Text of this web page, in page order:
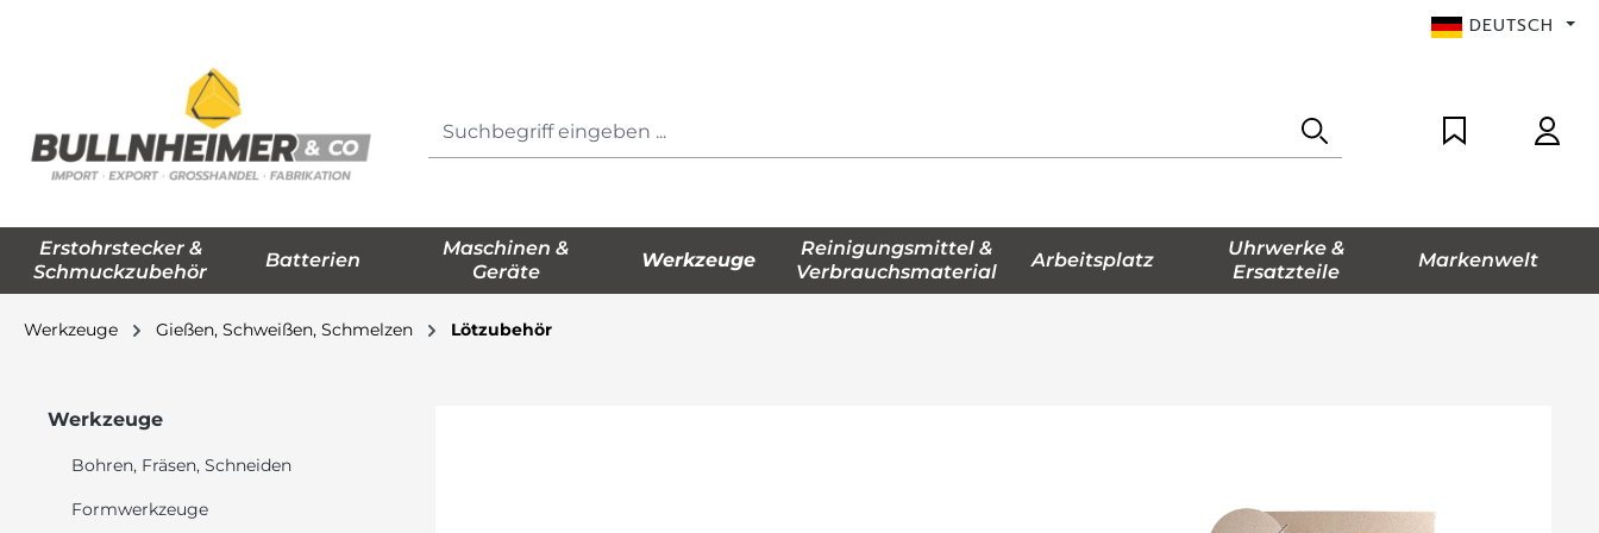
DEUTSCH
Erstohrstecker &
Schmuckzubehör
Batterien
Maschinen &
Geräte
Werkzeuge
Reinigungsmittel &
Verbrauchsmaterial
Arbeitsplatz
Uhrwerke &
Ersatzteile
Markenwelt
Werkzeuge Gießen, Schweißen, Schmelzen Lötzubehör
Werkzeuge
Bohren, Fräsen, Schneiden
Formwerkzeuge